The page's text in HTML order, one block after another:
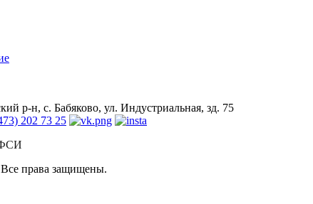
р-н, с. Бабяково, ул. Индустриальная, зд. 75
202 73 25
права защищены.